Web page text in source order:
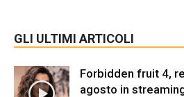
GLI ULTIMI ARTICOLI
Forbidden fruit 4,
agosto in